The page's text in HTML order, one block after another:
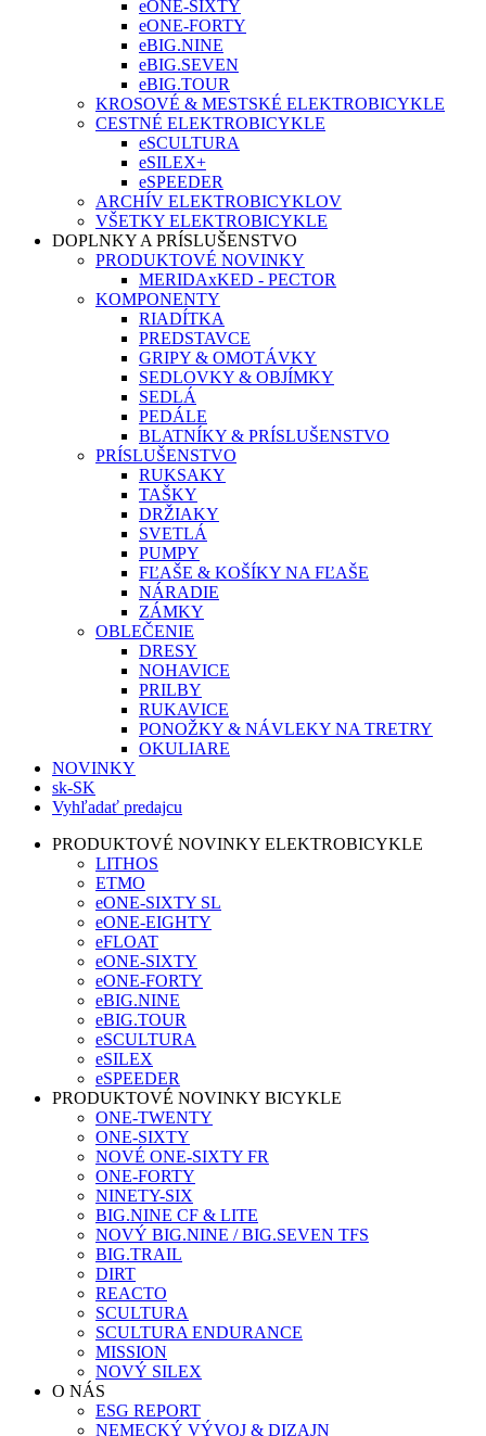
eONE-SIXTY
eONE-FORTY
eBIG.NINE
eBIG.SEVEN
eBIG.TOUR
KROSOVÉ & MESTSKÉ ELEKTROBICYKLE
CESTNÉ ELEKTROBICYKLE
eSCULTURA
eSILEX+
eSPEEDER
ARCHÍV ELEKTROBICYKLOV
VŠETKY ELEKTROBICYKLE
DOPLNKY A PRÍSLUŠENSTVO
PRODUKTOVÉ NOVINKY
MERIDAxKED - PECTOR
KOMPONENTY
RIADÍTKA
PREDSTAVCE
GRIPY & OMOTÁVKY
SEDLOVKY & OBJÍMKY
SEDLÁ
PEDÁLE
BLATNÍKY & PRÍSLUŠENSTVO
PRÍSLUŠENSTVO
RUKSAKY
TAŠKY
DRŽIAKY
SVETLÁ
PUMPY
FĽAŠE & KOŠÍKY NA FĽAŠE
NÁRADIE
ZÁMKY
OBLEČENIE
DRESY
NOHAVICE
PRILBY
RUKAVICE
PONOŽKY & NÁVLEKY NA TRETRY
OKULIARE
NOVINKY
sk-SK
Vyhľadať predajcu
PRODUKTOVÉ NOVINKY ELEKTROBICYKLE
LITHOS
ETMO
eONE-SIXTY SL
eONE-EIGHTY
eFLOAT
eONE-SIXTY
eONE-FORTY
eBIG.NINE
eBIG.TOUR
eSCULTURA
eSILEX
eSPEEDER
PRODUKTOVÉ NOVINKY BICYKLE
ONE-TWENTY
ONE-SIXTY
NOVÉ ONE-SIXTY FR
ONE-FORTY
NINETY-SIX
BIG.NINE CF & LITE
NOVÝ BIG.NINE / BIG.SEVEN TFS
BIG.TRAIL
DIRT
REACTO
SCULTURA
SCULTURA ENDURANCE
MISSION
NOVÝ SILEX
O NÁS
ESG REPORT
NEMECKÝ VÝVOJ & DIZAJN